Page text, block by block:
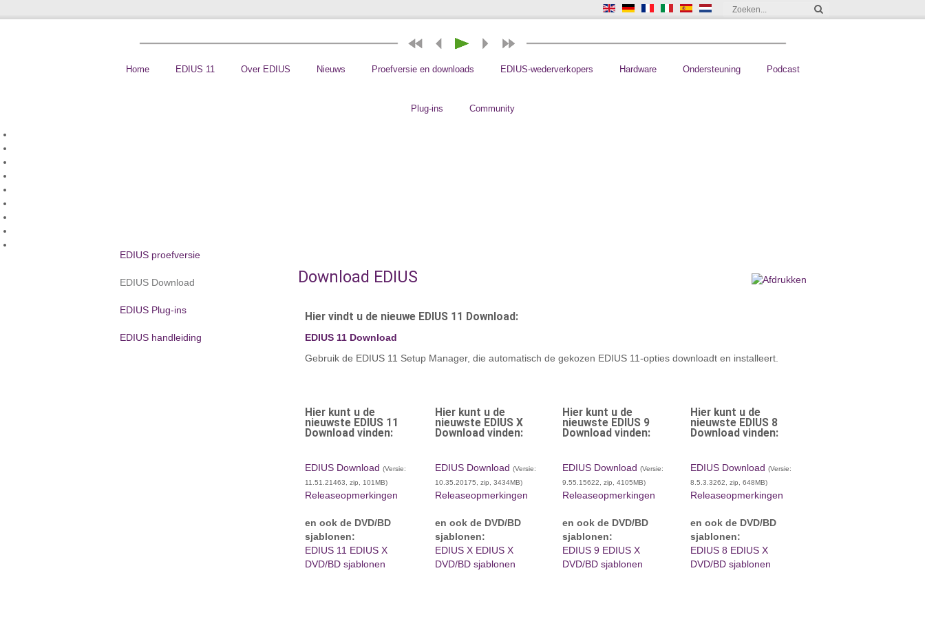
Home EDIUS 11 Over EDIUS Nieuws Proefversie en downloads EDIUS-wederverkopers Hardware Ondersteuning Podcast
Plug-ins Community
Download EDIUS
Hier vindt u de nieuwe EDIUS 11 Download:
EDIUS 11 Download
Gebruik de EDIUS 11 Setup Manager, die automatisch de gekozen EDIUS 11-opties downloadt en installeert.
Hier kunt u de
nieuwste EDIUS 11
Download vinden:
EDIUS Download (Versie:
11.51.21463, zip, 101MB)
Releaseopmerkingen
en ook de DVD/BD
sjablonen:
EDIUS 11 EDIUS X
DVD/BD sjablonen
Hier kunt u de
nieuwste EDIUS X
Download vinden:
EDIUS Download (Versie:
10.35.20175, zip, 3434MB)
Releaseopmerkingen
en ook de DVD/BD
sjablonen:
EDIUS X EDIUS X
DVD/BD sjablonen
Hier kunt u de
nieuwste EDIUS 9
Download vinden:
EDIUS Download (Versie:
9.55.15622, zip, 4105MB)
Releaseopmerkingen
en ook de DVD/BD
sjablonen:
EDIUS 9 EDIUS X
DVD/BD sjablonen
Hier kunt u de
nieuwste EDIUS 8
Download vinden:
EDIUS Download (Versie:
8.5.3.3262, zip, 648MB)
Releaseopmerkingen
en ook de DVD/BD
sjablonen:
EDIUS 8 EDIUS X
DVD/BD sjablonen
EDIUS proefversie
EDIUS Download
EDIUS Plug-ins
EDIUS handleiding